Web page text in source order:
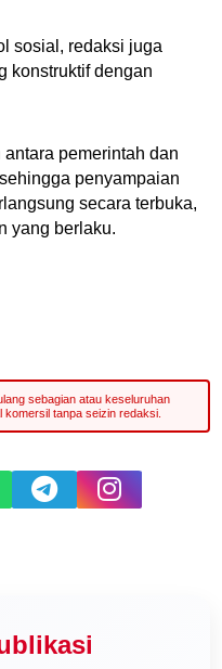
sosial, redaksi juga
konstruktif dengan
pemerintah dan
penyampaian
secara terbuka,
yang berlaku.